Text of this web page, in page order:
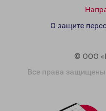
© ООО
Все права
О защите